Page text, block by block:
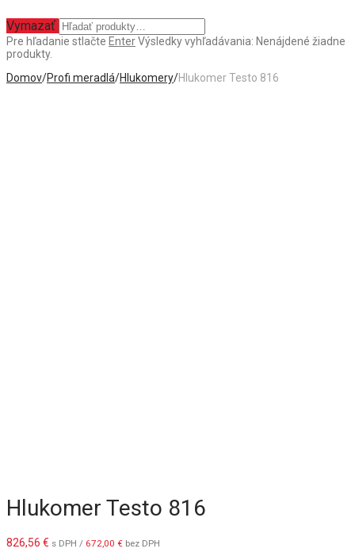
Vymazať
Pre hľadanie stlačte EnterVýsledky vyhľadávania: Nenájdené žiadne
produkty.
Domov/Profi meradlá/Hlukomery/Hlukomer Testo 816
Hlukomer Testo 816
826,56 € s DPH / 672,00 € bez DPH